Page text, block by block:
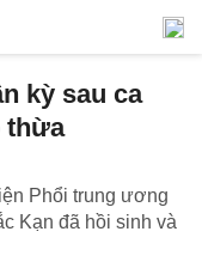
kỳ sau ca
thừa
Phổi trung ương
Kạn đã hồi sinh và